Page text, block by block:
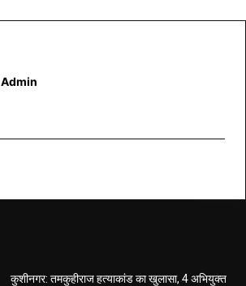
Admin
कुशीनगर: तमकुहीराज हत्याकांड का खुलासा, 4 अभियुक्त